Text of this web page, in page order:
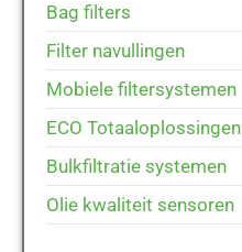
Bag filters
Filter navullingen
Mobiele filtersystemen
ECO Totaaloplossingen
Bulkfiltratie systemen
Olie kwaliteit sensoren